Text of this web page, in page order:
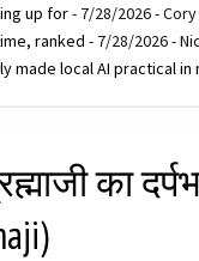
up for- 7/28/2026- Cory
ranked - 7/28/2026-
made local AI practical in
का